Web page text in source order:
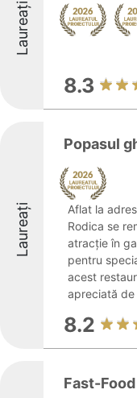
Laureați
8.3
Laureați
Popasul
Aflat la
Rodica se
atracție în
pentru
acest
apreciată
8.2
Fast-